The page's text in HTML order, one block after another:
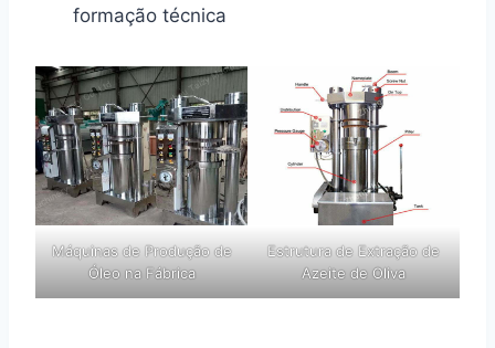
formação técnica
Máquinas de Produção de
Óleo na Fábrica
Estrutura de Extração de
Azeite de Oliva